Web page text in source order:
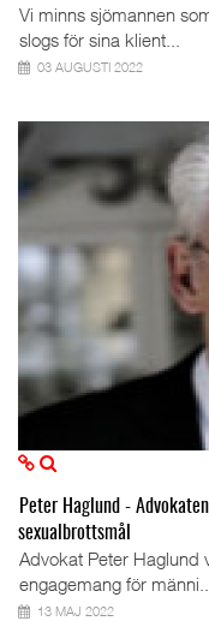
Vi minns sjömannen
slogs för sina klient...
03 AUGUSTI 2022
Peter Haglund -
sexualbrottsmål
Advokat Peter Haglund
engagemang för männi...
13 MAJ 2022